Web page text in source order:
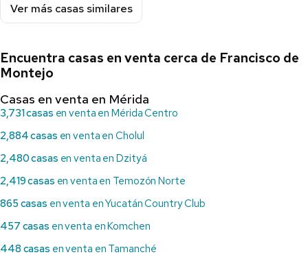
Ver más casas similares
Encuentra casas en venta cerca de Francisco de
Montejo
Casas en venta en Mérida
3,731 casas en venta en Mérida Centro
2,884 casas en venta en Cholul
2,480 casas en venta en Dzityá
2,419 casas en venta en Temozón Norte
865 casas en venta en Yucatán Country Club
457 casas en venta en Komchen
448 casas en venta en Tamanché